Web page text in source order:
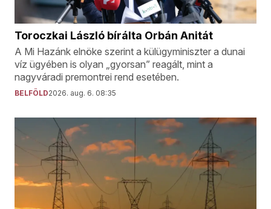
Toroczkai László bírálta Orbán Anitát
A Mi Hazánk elnöke szerint a külügyminiszter a dunai
víz ügyében is olyan „gyorsan” reagált, mint a
nagyváradi premontrei rend esetében.
BELFÖLD2026. aug. 6. 08:35